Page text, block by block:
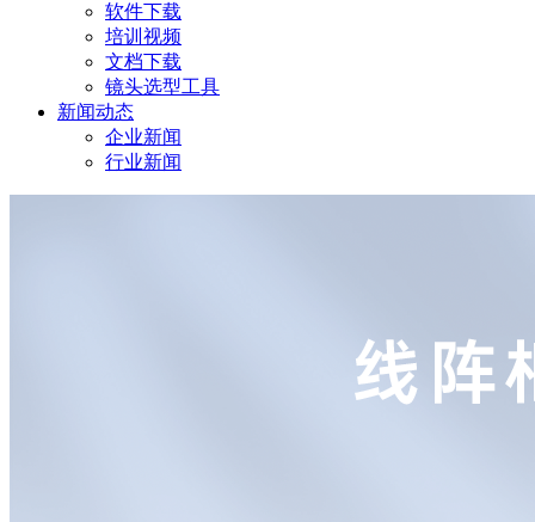
软件下载
培训视频
文档下载
镜头选型工具
新闻动态
企业新闻
行业新闻